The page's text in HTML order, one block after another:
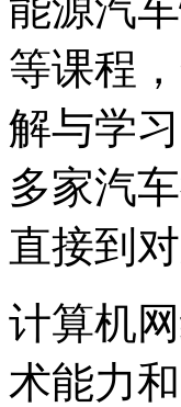
等课程
解与学
多家汽
直接到
计算机
术能力